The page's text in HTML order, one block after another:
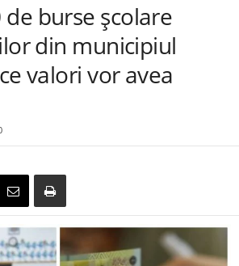
de burse școlare
din municipiul
valori vor avea